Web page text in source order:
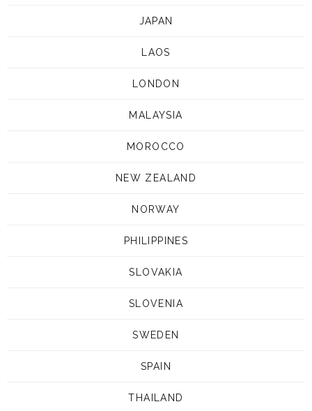
JAPAN
LAOS
LONDON
MALAYSIA
MOROCCO
NEW ZEALAND
NORWAY
PHILIPPINES
SLOVAKIA
SLOVENIA
SWEDEN
SPAIN
THAILAND